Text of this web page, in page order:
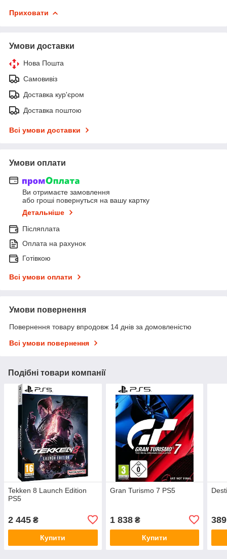
Приховати
Умови доставки
Нова Пошта
Самовивіз
Доставка кур'єром
Доставка поштою
Всі умови доставки
Умови оплати
Ви отримаєте замовлення
або гроші повернуться на вашу картку
Детальніше
Післяплата
Оплата на рахунок
Готівкою
Всі умови оплати
Умови повернення
Повернення товару впродовж 14 днів за домовленістю
Всі умови повернення
Подібні товари компанії
Tekken 8 Launch Edition
PS5
2 445 ₴
Купити
Gran Turismo 7 PS5
1 838₴
Купити
389